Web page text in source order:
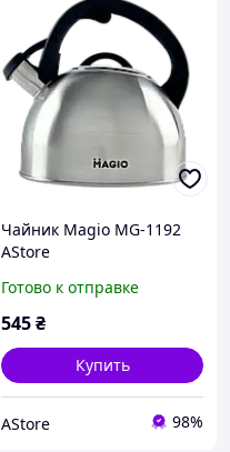
Чайник Magio MG-1192
AStore
Готово к отправке
545₴
Купить
AStore 98%